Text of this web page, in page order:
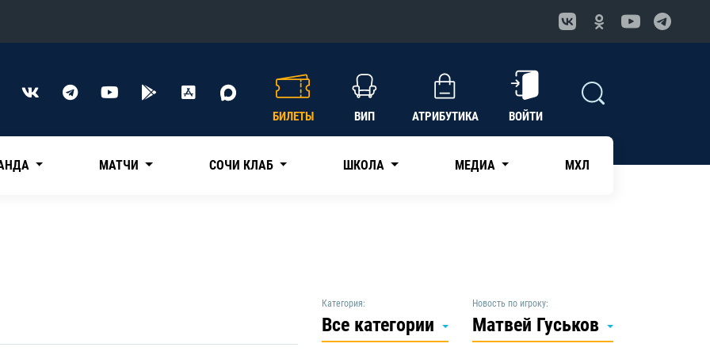
Конференция «Восток»
КХЛ
БИЛЕТЫ ВИП АТРИБУТИКА ВОЙТИ
МАТЧИ СОЧИ КЛАБ ШКОЛА МЕДИА МХЛ
Категория:
Все категории
Новость по игроку:
Матвей Гуськов